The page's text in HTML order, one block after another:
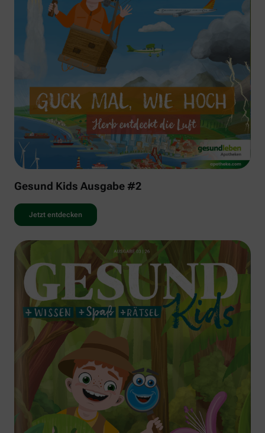
Gesund Kids Ausgabe #2
Jetzt entdecken